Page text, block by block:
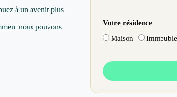
à un avenir plus
nous pouvons
Votre résidence
Maison Immeuble